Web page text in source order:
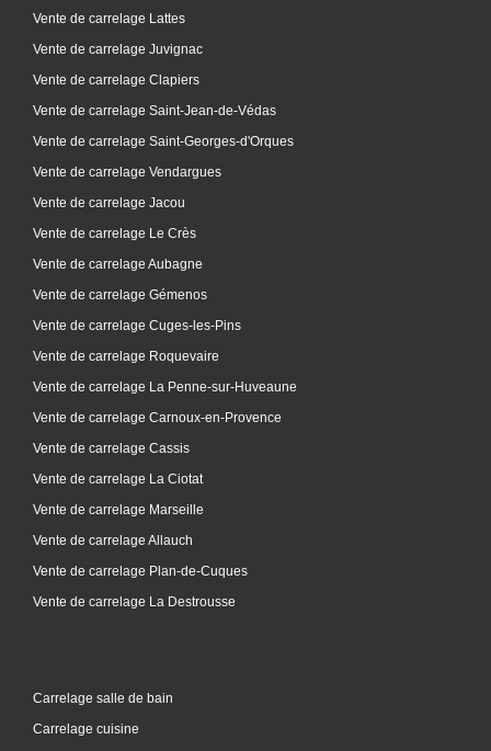
Vente de carrelage Lattes
Vente de carrelage Juvignac
Vente de carrelage Clapiers
Vente de carrelage Saint-Jean-de-Védas
Vente de carrelage Saint-Georges-d'Orques
Vente de carrelage Vendargues
Vente de carrelage Jacou
Vente de carrelage Le Crès
Vente de carrelage Aubagne
Vente de carrelage Gémenos
Vente de carrelage Cuges-les-Pins
Vente de carrelage Roquevaire
Vente de carrelage La Penne-sur-Huveaune
Vente de carrelage Carnoux-en-Provence
Vente de carrelage Cassis
Vente de carrelage La Ciotat
Vente de carrelage Marseille
Vente de carrelage Allauch
Vente de carrelage Plan-de-Cuques
Vente de carrelage La Destrousse
Carrelage salle de bain
Carrelage cuisine